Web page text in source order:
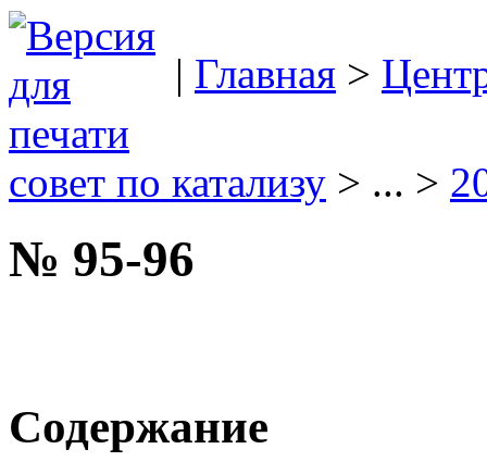
| Главная >
совет по катализу > ... >
№ 95-96
Содержание